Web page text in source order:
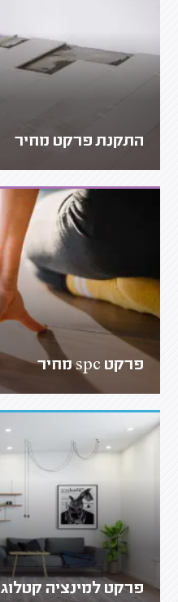
התקנת פרקט מחיר
פרקט spc מחיר
פרקט למינציה קטלוג